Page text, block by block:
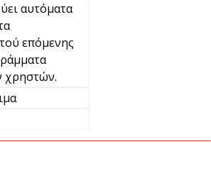
αυτόματα
επόμενης
χρηστών.